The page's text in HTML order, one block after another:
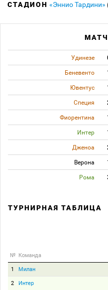
СТАДИОН «Эннио Тардини»
Удинезе
Беневенто
Ювентус
Специя
Фиорентина
Интер
Дженоа
Верона
Рома
ТУРНИРНАЯ ТАБЛИЦА
№ Команда
1 Милан
2 Интер